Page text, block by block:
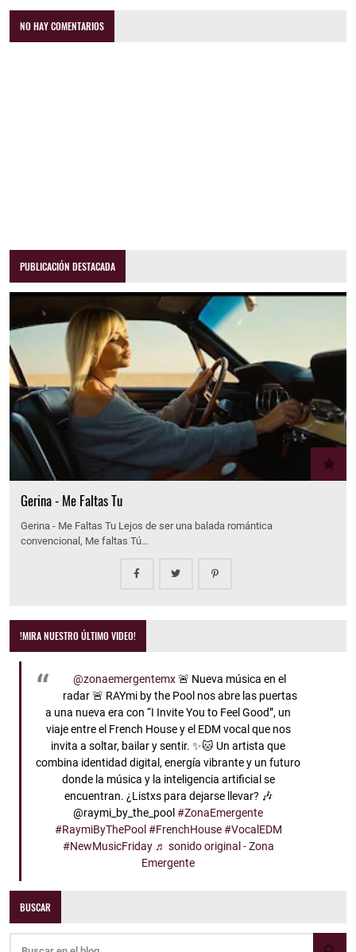
NO HAY COMENTARIOS
PUBLICACIÓN DESTACADA
Gerina - Me Faltas Tu
Gerina - Me Faltas Tu Lejos de ser una balada romántica
convencional, Me faltas Tú…
!MIRA NUESTRO ÚLTIMO VIDEO!
@zonaemergentemx🚨 Nueva música en el
radar 🚨 RAYmi by the Pool nos abre las puertas
a una nueva era con “I Invite You to Feel Good”, un
viaje entre el French House y el EDM vocal que nos
invita a soltar, bailar y sentir. ✨🐱 Un artista que
combina identidad digital, energía vibrante y un futuro
donde la música y la inteligencia artificial se
encuentran. ¿Listxs para dejarse llevar? 🎶
@raymi_by_the_pool#ZonaEmergente
#RaymiByThePool #FrenchHouse #VocalEDM
#NewMusicFriday ♬ sonido original - Zona
Emergente
BUSCAR